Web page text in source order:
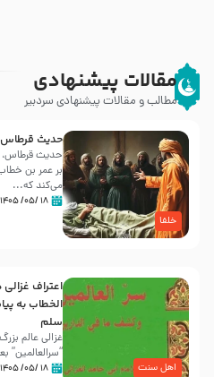
مقالات پیشنهادی
مطالب و مقالات پیشنهادی سردبیر
خلفا
حدیث
حدیث قرطاس،
بر عمر بن
می‌کند که...
۱۸ /۰۵/ ۱۴۰۵
اهل سنت
اعتراف
الخطاب به
سلم
غزالی عالم
۱۸ /۰۵/ ۱۴۰۵